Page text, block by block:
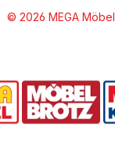
© 2026 MEGA Möbel